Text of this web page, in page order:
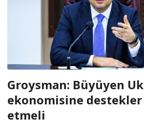
Groysman: Büyüyen
ekonomisine destekler
etmeli